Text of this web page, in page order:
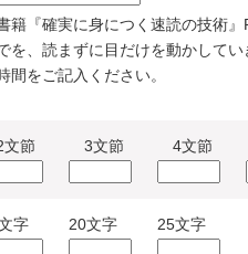
籍『確実に身につく速読の技術』
を、読まずに目だけを動かして
間をご記入ください。
節 3文節 4文節
字 20文字 25文字